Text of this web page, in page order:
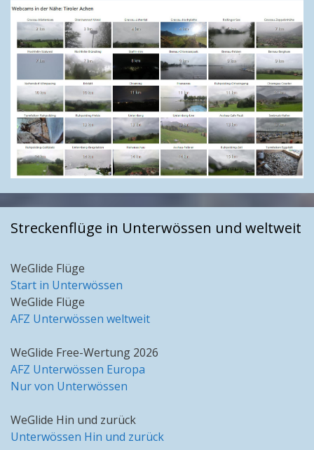
Streckenflüge in Unterwössen und weltweit
WeGlide Flüge
Start in Unterwössen
WeGlide Flüge
AFZ Unterwössen weltweit
WeGlide Free-Wertung 2026
AFZ Unterwössen Europa
Nur von Unterwössen
WeGlide Hin und zurück
Unterwössen Hin und zurück